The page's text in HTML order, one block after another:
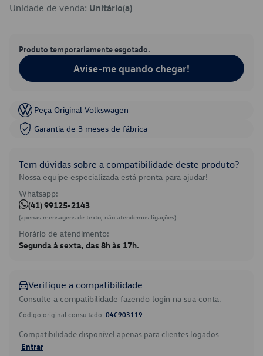
Unidade de venda: Unitário(a)
Produto temporariamente esgotado.
Avise-me quando chegar!
Peça Original Volkswagen
Garantia de 3 meses de fábrica
Tem dúvidas sobre a compatibilidade deste produto?
Nossa equipe especializada está pronta para ajudar!
Whatsapp:
(41) 99125-2143
(apenas mensagens de texto, não atendemos ligações)
Horário de atendimento:
Segunda à sexta, das 8h às 17h.
Verifique a compatibilidade
Consulte a compatibilidade fazendo login na sua conta.
Código original consultado: 04C903119
Compatibilidade disponível apenas para clientes logados.
Entrar